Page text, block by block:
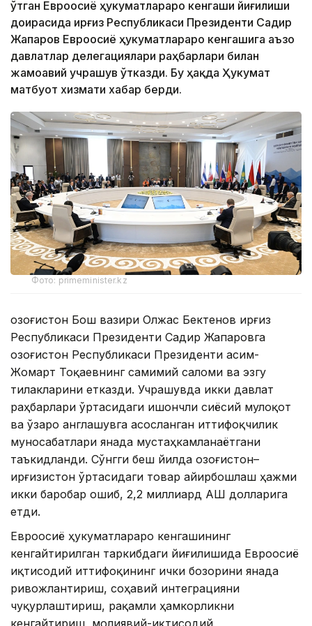
ўтган Евроосиё ҳукуматлараро кенгаши йиғилиши
доирасида Қирғиз Республикаси Президенти Садир
Жапаров Евроосиё ҳукуматлараро кенгашига аъзо
давлатлар делегациялари раҳбарлари билан
жамоавий учрашув ўтказди. Бу ҳақда Ҳукумат
матбуот хизмати хабар берди.
Фото: primeminister.kz
Қозоғистон Бош вазири Олжас Бектенов Қирғиз
Республикаси Президенти Садир Жапаровга
Қозоғистон Республикаси Президенти Қасим-
Жомарт Тоқаевнинг самимий саломи ва эзгу
тилакларини етказди. Учрашувда икки давлат
раҳбарлари ўртасидаги ишончли сиёсий мулоқот
ва ўзаро англашувга асосланган иттифоқчилик
муносабатлари янада мустаҳкамланаётгани
таъкидланди. Сўнгги беш йилда Қозоғистон–
Қирғизистон ўртасидаги товар айирбошлаш ҳажми
икки баробар ошиб, 2,2 миллиард АҚШ долларига
етди.
Евроосиё ҳукуматлараро кенгашининг
кенгайтирилган таркибдаги йиғилишида Евроосиё
иқтисодий иттифоқининг ички бозорини янада
ривожлантириш, соҳавий интеграцияни
чуқурлаштириш, рақамли ҳамкорликни